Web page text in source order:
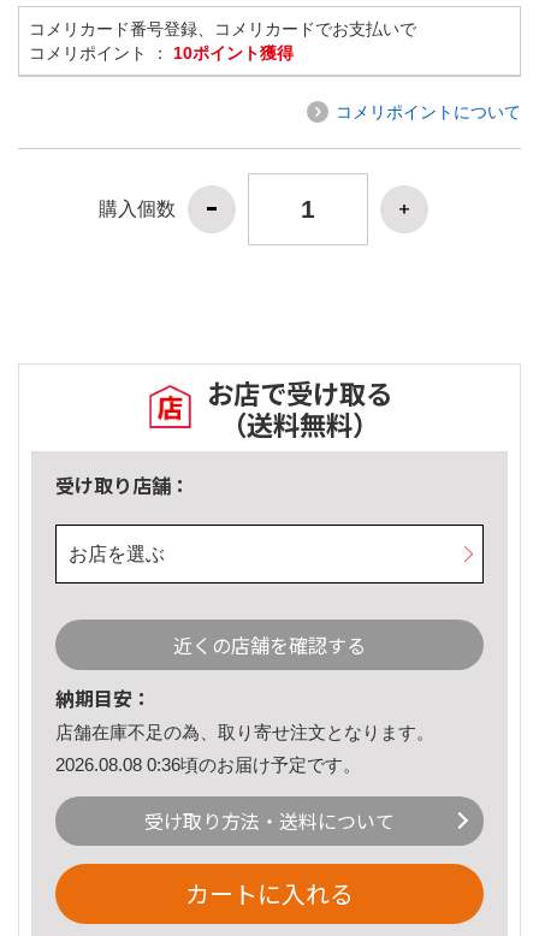
コメリカード番号登録、コメリカードでお支払いで
コメリポイント ： 10ポイント獲得
コメリポイントについて
購入個数
お店で受け取る
（送料無料）
受け取り店舗：
お店を選ぶ
近くの店舗を確認する
納期目安：
店舗在庫不足の為、取り寄せ注文となります。
2026.08.08 0:36頃のお届け予定です。
受け取り方法・送料について
カートに入れる